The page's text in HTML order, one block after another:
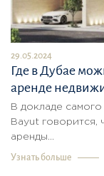
29.05.2024
Где в Дубае
аренде
В докладе
Bayut говорится,
аренды...
Узнать больше